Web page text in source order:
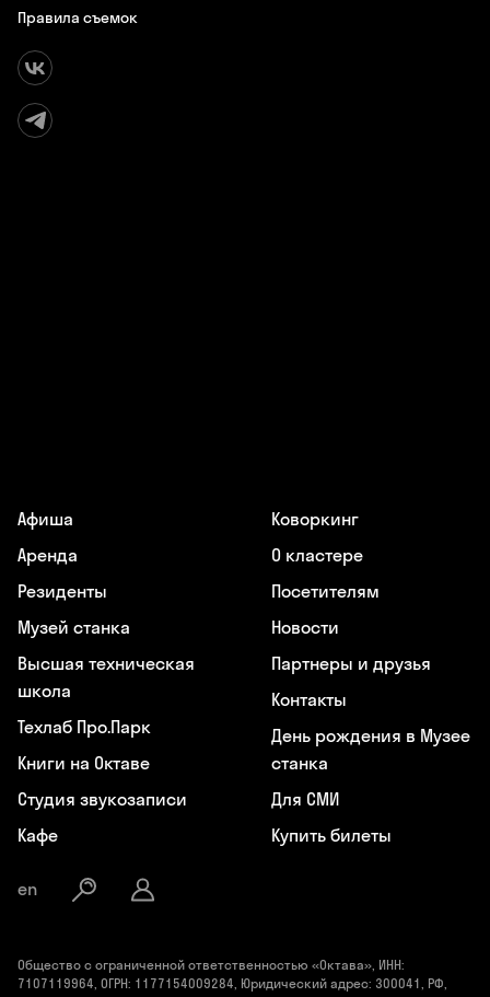
Правила съемок
Афиша
Аренда
Резиденты
Музей станка
Высшая техническая
школа
Техлаб Про.Парк
Книги на Октаве
Студия звукозаписи
Кафе
Коворкинг
О кластере
Посетителям
Новости
Партнеры и друзья
Контакты
День рождения в Музее
станка
Для СМИ
Купить билеты
en
Общество с ограниченной ответственностью «Октава», ИНН:
7107119964, ОГРН: 1177154009284, Юридический адрес: 300041, РФ,